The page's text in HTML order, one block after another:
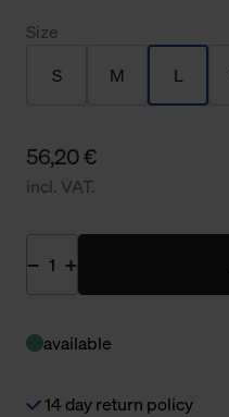
Size
S M L
56,20 €
incl. VAT.
available
14 day return policy